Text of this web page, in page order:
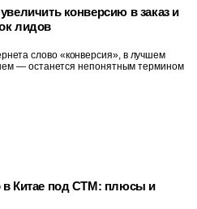
конверсию в заказ и
лидов
слово «конверсия», в лучшем
— останется непонятным термином
в Китае под СТМ: плюсы и